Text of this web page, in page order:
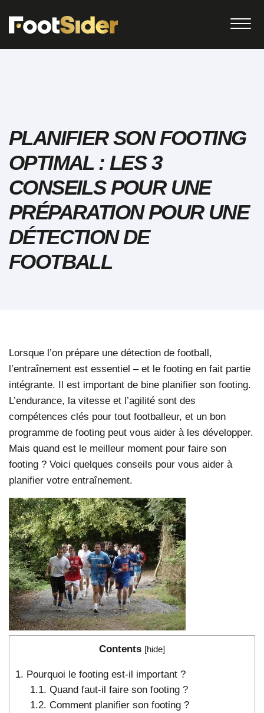
PLANIFIER SON FOOTING
OPTIMAL : LES 3
CONSEILS POUR UNE
PRÉPARATION POUR UNE
DÉTECTION DE
FOOTBALL
Lorsque l’on prépare une détection de football,
l’entraînement est essentiel – et le footing en fait partie
intégrante. Il est important de bine planifier son footing.
L’endurance, la vitesse et l’agilité sont des
compétences clés pour tout footballeur, et un bon
programme de footing peut vous aider à les développer.
Mais quand est le meilleur moment pour faire son
footing ? Voici quelques conseils pour vous aider à
planifier votre entraînement.
Contents [hide]
1. Pourquoi le footing est-il important ?
1.1. Quand faut-il faire son footing ?
1.2. Comment planifier son footing ?